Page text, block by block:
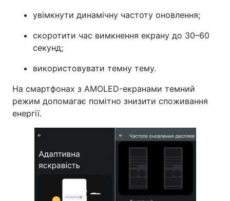
увімкнути динамічну частоту оновлення;
скоротити час вимкнення екрану до 30–60
секунд;
використовувати темну тему.
На смартфонах з AMOLED-екранами темний
режим допомагає помітно знизити споживання
енергії.